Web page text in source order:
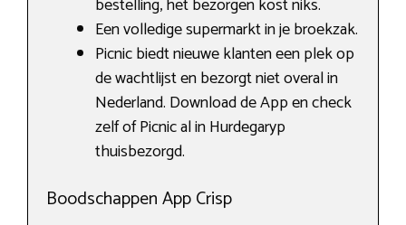
Een volledige supermarkt in je broekzak.
Picnic biedt nieuwe klanten een plek op
de wachtlijst en bezorgt niet overal in
Nederland. Download de App en check
zelf of Picnic al in Hurdegaryp
thuisbezorgd.
Boodschappen App Crisp